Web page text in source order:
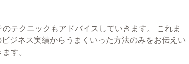
テクニックもアドバイスしていきます。 これま
ジネス実績からうまくいった方法のみをお伝えい
す。